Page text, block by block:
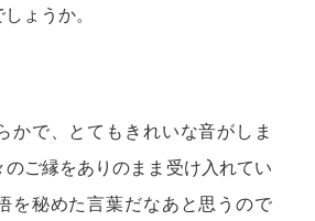
ょうか。
かで、とてもきれいな音がしま
ご縁をありのまま受け入れてい
を秘めた言葉だなあと思うので